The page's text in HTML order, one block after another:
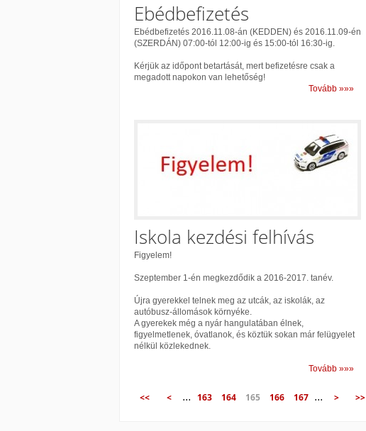
Ebédbefizetés
Ebédbefizetés 2016.11.08-án (KEDDEN) és 2016.11.09-én
(SZERDÁN) 07:00-tól 12:00-ig és 15:00-tól 16:30-ig.
Kérjük az időpont betartását, mert befizetésre csak a
megadott napokon van lehetőség!
Tovább »»»
Iskola kezdési felhívás
Figyelem!
Szeptember 1-én megkezdődik a 2016-2017. tanév.
Újra gyerekkel telnek meg az utcák, az iskolák, az
autóbusz-állomások környéke.
A gyerekek még a nyár hangulatában élnek,
figyelmetlenek, óvatlanok, és köztük sokan már felügyelet
nélkül közlekednek.
Tovább »»»
<< < ... 163 164 165 166 167 ... > >>